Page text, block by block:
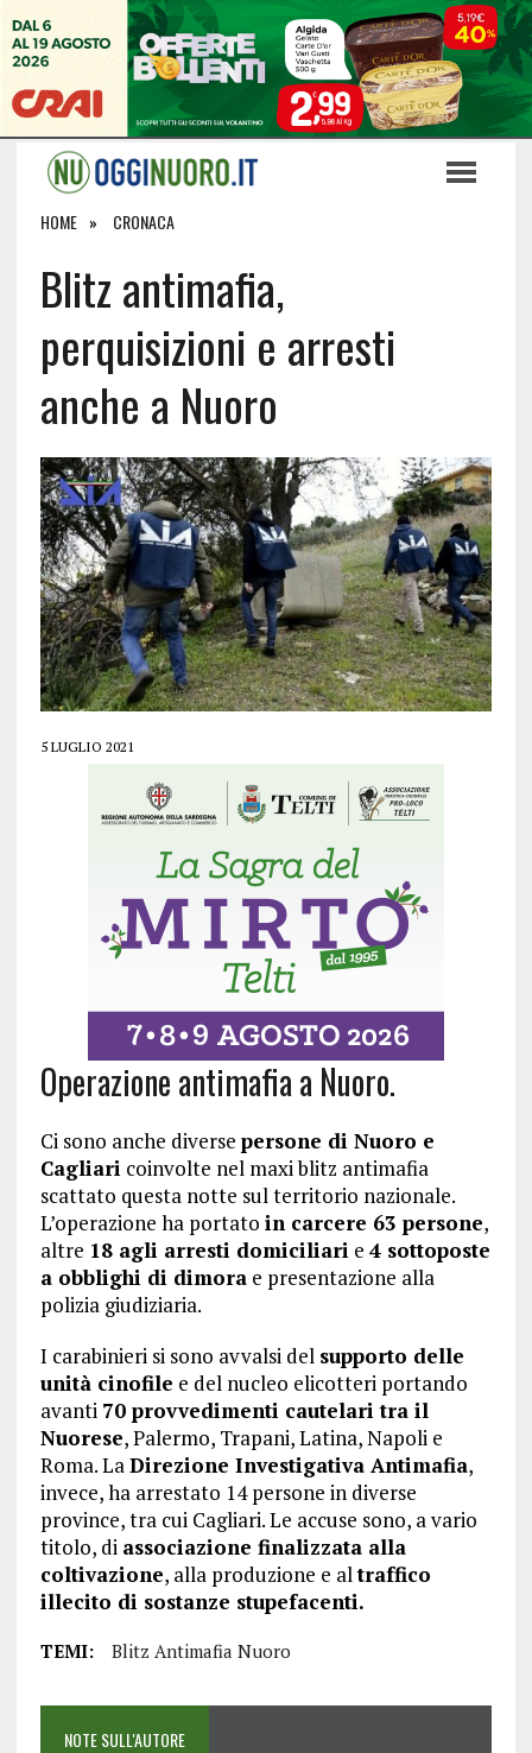
HOME CRONACA
Blitz antimafia,
perquisizioni e arresti
anche a Nuoro
5 LUGLIO 2021
Operazione antimafia a Nuoro.
Ci sono anche diverse persone di Nuoro e
Cagliari coinvolte nel maxi blitz antimafia
scattato questa notte sul territorio nazionale.
L’operazione ha portato in carcere 63 persone,
altre 18 agli arresti domiciliari e 4 sottoposte
a obblighi di dimorae presentazione alla
polizia giudiziaria.
I carabinieri si sono avvalsi del supporto delle
unità cinofile e del nucleo elicotteri portando
avanti 70 provvedimenti cautelari tra il
Nuorese, Palermo, Trapani, Latina, Napoli e
Roma. LaDirezione Investigativa Antimafia,
invece, ha arrestato 14 persone in diverse
province, tra cui Cagliari. Le accuse sono, a vario
titolo, di associazione finalizzata alla
coltivazione, alla produzione e altraffico
illecito di sostanze stupefacenti.
TEMI: Blitz Antimafia Nuoro
NOTE SULL'AUTORE